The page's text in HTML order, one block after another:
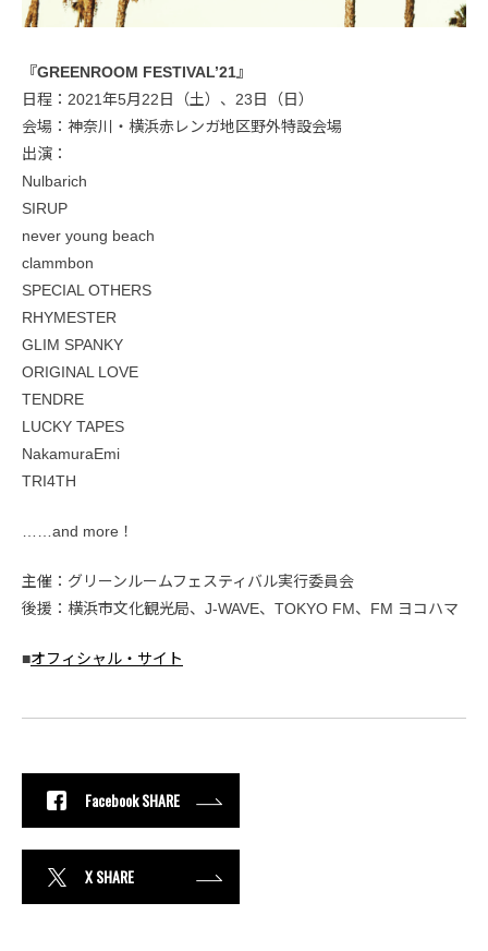
『GREENROOM FESTIVAL’21』
日程：2021年5月22日（土）、23日（日）
会場：神奈川・横浜赤レンガ地区野外特設会場
出演：
Nulbarich
SIRUP
never young beach
clammbon
SPECIAL OTHERS
RHYMESTER
GLIM SPANKY
ORIGINAL LOVE
TENDRE
LUCKY TAPES
NakamuraEmi
TRI4TH
……and more！
主催：グリーンルームフェスティバル実行委員会
後援：横浜市文化観光局、J-WAVE、TOKYO FM、FM ヨコハマ
■オフィシャル・サイト
Facebook SHARE
X SHARE